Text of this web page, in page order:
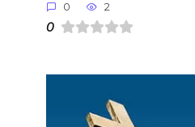
0 2
0